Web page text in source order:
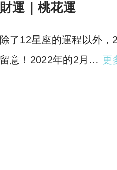
財運｜桃花運
除了12星座的運程以外
留意！2022年的2月… 更